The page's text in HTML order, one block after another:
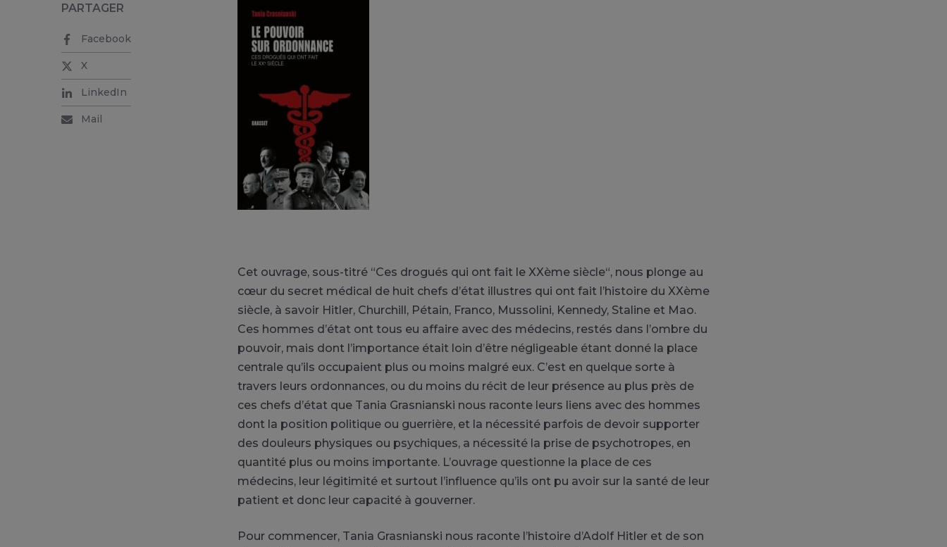
Cet ouvrage, sous-titré “Ces drogués qui ont fait le XXème siècle“, nous plonge au
cœur du secret médical de huit chefs d’état illustres qui ont fait l’histoire du XXème
siècle, à savoir Hitler, Churchill, Pétain, Franco, Mussolini, Kennedy, Staline et Mao.
Ces hommes d’état ont tous eu affaire avec des médecins, restés dans l’ombre du
pouvoir, mais dont l’importance était loin d’être négligeable étant donné la place
centrale qu’ils occupaient plus ou moins malgré eux. C’est en quelque sorte à
travers leurs ordonnances, ou du moins du récit de leur présence au plus près de
ces chefs d’état que Tania Grasnianski nous raconte leurs liens avec des hommes
dont la position politique ou guerrière, et la nécessité parfois de devoir supporter
des douleurs physiques ou psychiques, a nécessité la prise de psychotropes, en
quantité plus ou moins importante. L’ouvrage questionne la place de ces
médecins, leur légitimité et surtout l’influence qu’ils ont pu avoir sur la santé de leur
patient et donc leur capacité à gouverner.
Pour commencer, Tania Grasnianski nous raconte l’histoire d’Adolf Hitler et de son
PARTAGER
Facebook
X
LinkedIn
Mail